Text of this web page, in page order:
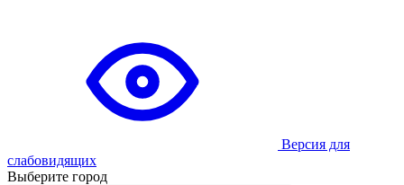
Версия для
слабовидящих
Выберите город